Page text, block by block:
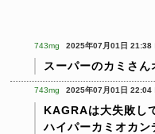
743mg 2025年07月01日 21:38
スーパーのカミさん
743mg 2025年07月01日 22:04
KAGRAは大失敗し
ハイパーカミオカン